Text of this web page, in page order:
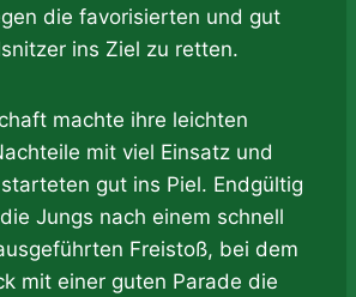
die favorisierten und gut
ins Ziel zu retten.
machte ihre leichten
mit viel Einsatz und
gut ins Piel. Endgültig
Jungs nach einem schnell
Freistoß, bei dem
mit einer guten Parade die